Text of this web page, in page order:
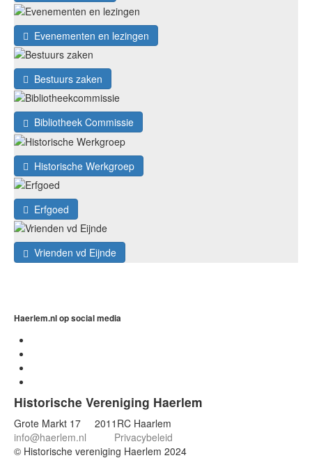
Evenementen en lezingen
Bestuurs zaken
Bibliotheek Commissie
Historische Werkgroep
Erfgoed
Vrienden vd Eijnde
Haerlem.nl op social media
Historische Vereniging Haerlem
Grote Markt 17 2011RC Haarlem
info@haerlem.nl
Privacybeleid
© Historische vereniging Haerlem 2024